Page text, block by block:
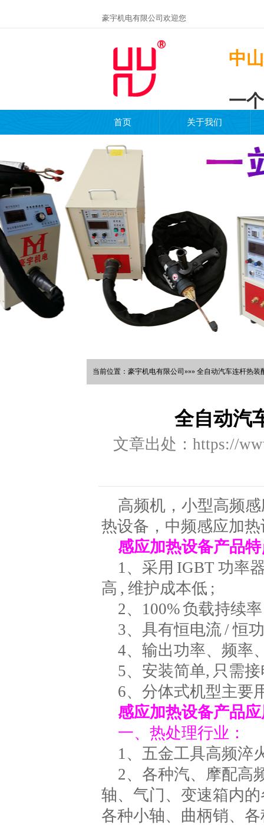
豪宇机电有限公司欢迎您
中
一
首页 关于我们
当前位置：豪宇机电有限公司»»» 全自动汽车连杆热装
全自动汽
文章出处：https://
高频机，小型高频
热设备，中频感应加
感应加热设备产品
1、采用 IGBT 功率
高 , 维护成本低 ;
2、100% 负载持续
3、具有恒电流 / 恒
4、输出功率、频率
5、安装简单, 只需
6、分体式机型主要
感应加热设备产品
一、热处理行业：
1、五金工具高频淬
2、各种汽、摩配高
轴、气门、变速箱内
各种小轴、曲柄销、